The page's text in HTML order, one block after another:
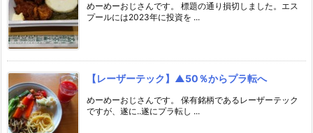
めーめーおじさんです。 標題の通り損切しました。エス
プールには2023年に投資を ...
【レーザーテック】▲50％からプラ転へ
めーめーおじさんです。 保有銘柄であるレーザーテック
ですが、遂に..遂にプラ転し ...